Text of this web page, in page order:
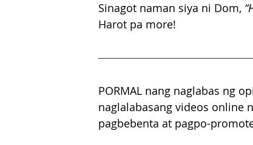
Sinagot naman siya ni Dom,
Harot pa more!
PORMAL nang naglabas ng
naglalabasang videos online
pagbebenta at pagpo-